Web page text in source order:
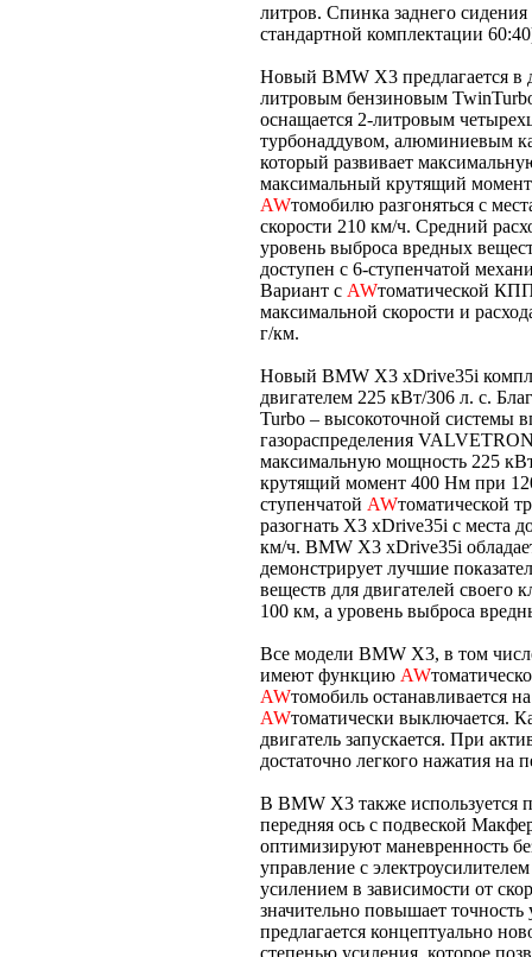
литров. Спинка заднего
стандартной комплектации
Новый BMW X3 предлагается
литровым бензиновым
оснащается 2-литровым
турбонаддувом, алюминиевым
который развивает
максимальный крутящий
AWтомобилю разгоняться с
скорости 210 км/ч. Средний
уровень выброса вредных
доступен с 6-ступенчатой
Вариант с AWтоматической
максимальной скорости и
г/км.
Новый BMW X3 xDrive35i
двигателем 225 кВт/306 л. с.
Turbo – высокоточной системы
газораспределения
максимальную мощность 225
крутящий момент 400 Нм при
ступенчатой AWтоматической
разогнать X3 xDrive35i с места
км/ч. BMW X3 xDrive35i
демонстрирует лучшие
веществ для двигателей своего
100 км, а уровень выброса
Все модели BMW X3, в том
имеют функцию AW
AWтомобиль останавливается
AWтоматически выключается.
двигатель запускается. При
достаточно легкого нажатия на
В BMW X3 также используется
передняя ось с подвеской
оптимизируют маневренность
управление с
усилением в зависимости от
значительно повышает
предлагается концептуально
степенью усиления, которое